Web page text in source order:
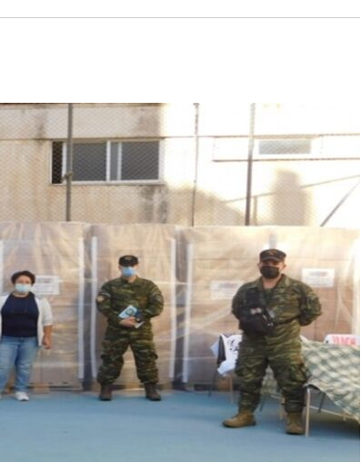
ΤΟΥ KONTRA – KONTRA NEWS 4-